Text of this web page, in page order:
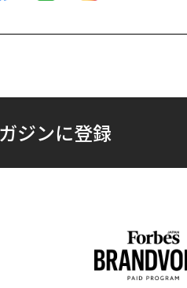
ジンに登録